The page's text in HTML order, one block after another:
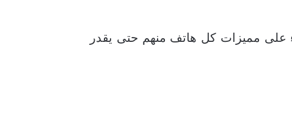
تسليط الضوء على مميزات كل هاتف منهم حتى يقدر